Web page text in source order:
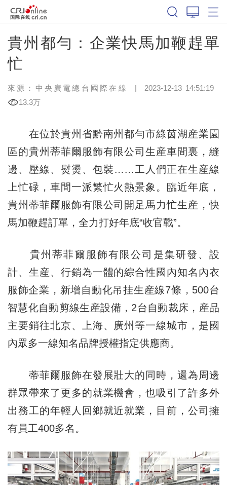
貴州都勻：企業快馬加鞭趕單
忙
來源：中央廣電總台國際在線 | 2023-12-13 14:51:19
13.3万
在位於貴州省黔南州都勻市綠茵湖産業園
區的貴州蒂菲爾服飾有限公司生産車間裏，縫
邊、壓線、熨燙、包裝……工人們正在生産線
上忙碌，車間一派繁忙火熱景象。臨近年底，
貴州蒂菲爾服飾有限公司開足馬力忙生産，快
馬加鞭趕訂單，全力打好年底“收官戰”。
貴州蒂菲爾服飾有限公司是集研發、設
計、生産、行銷為一體的綜合性國內知名內衣
服飾企業，新增自動化吊挂生産線7條，500台
智慧化自動剪線生産設備，2台自動裁床，産品
主要銷往北京、上海、廣州等一線城市，是國
內眾多一線知名品牌授權指定供應商。
蒂菲爾服飾在發展壯大的同時，還為周邊
群眾帶來了更多的就業機會，也吸引了許多外
出務工的年輕人回鄉就近就業，目前，公司擁
有員工400多名。